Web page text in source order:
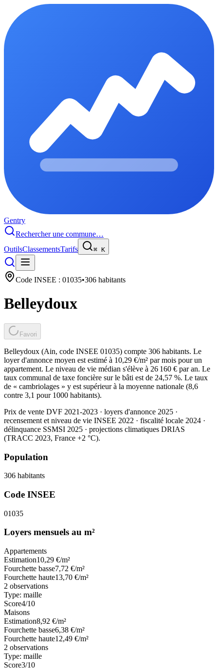
Gentry
Rechercher une commune…
OutilsClassementsTarifs ⌘ K
Code INSEE : 01035•306 habitants
Belleydoux
Favori
Belleydoux (Ain, code INSEE 01035) compte 306 habitants. Le
loyer d'annonce moyen est estimé à 10,29 €/m² par mois pour un
appartement. Le niveau de vie médian s'élève à 26 160 € par an. Le
taux communal de taxe foncière sur le bâti est de 24,57 %. Le taux
de « cambriolages » y est supérieur à la moyenne nationale (8,6
contre 3,1 pour 1000 habitants).
Prix de vente DVF 2021-2023 · loyers d'annonce 2025 ·
recensement et niveau de vie INSEE 2022 · fiscalité locale 2024 ·
délinquance SSMSI 2025 · projections climatiques DRIAS
(TRACC 2023, France +2 °C).
Population
306 habitants
Code INSEE
01035
Loyers mensuels au m²
Appartements
Estimation10,29 €/m²
Fourchette basse7,72 €/m²
Fourchette haute13,70 €/m²
2 observations
Type: maille
Score4/10
Maisons
Estimation8,92 €/m²
Fourchette basse6,38 €/m²
Fourchette haute12,49 €/m²
2 observations
Type: maille
Score3/10